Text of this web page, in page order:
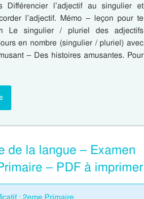
Différencier l’adjectif au singulier et
l’adjectif. Mémo – leçon pour te
Le singulier / pluriel des adjectifs
en nombre (singulier / pluriel) avec
– Des histoires amusantes. Pour
de la langue – Examen
– PDF à imprimer